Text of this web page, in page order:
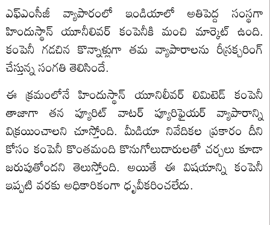
ఎఫ్ఎంసీజీ వ్యాపారంలో ఇండియాలో అతిపెద్ద సంస్థగా
హిందుస్థాన్ యూనీలివర్ కంపెనీకి మంచి మార్కెట్ ఉంది.
కంపెనీ గడచిన కొన్నాళ్లుగా తమ వ్యాపారాలను రీస్రక్చరింగ్
చేస్తున్న సంగతి తెలిసిందే.
ఈ క్రమంలోనే హిందుస్థాన్ యూనిలీవర్ లిమిటెడ్ కంపెనీ
తాజాగా తన ప్యూరిట్ వాటర్ ప్యూరిఫైయర్ వ్యాపారాన్ని
విక్రయించాలని చూస్తోంది. మీడియా నివేదికల ప్రకారం దీని
కోసం కంపెనీ కొంతమంది కొనుగోలుదారులతో చర్చలు కూడా
జరుపుతోందని తెలుస్తోంది. అయితే ఈ విషయాన్ని కంపెనీ
ఇప్పటి వరకు అధికారికంగా ధృవీకరించలేదు.